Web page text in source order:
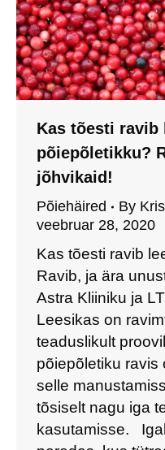
Kas tõesti ravib
põiepõletikku?
jõhvikaid!
Põiehäired By
veebruar 28, 2020
Kas tõesti ravib
Ravib, ja ära
Astra Kliiniku ja
Leesikas on
teaduslikult
põiepõletiku ravis
selle
tõsiselt nagu iga
kasutamisse.